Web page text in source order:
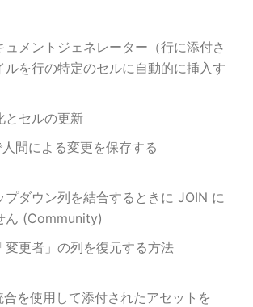
ュメントジェネレーター（行に添付さ
ルを行の特定のセルに自動的に挿入す
とセルの更新
間による変更を保存する
プダウン列を結合するときに JOIN に
ん (Community)
変更者」の列を復元する方法
を使用して添付されたアセットを